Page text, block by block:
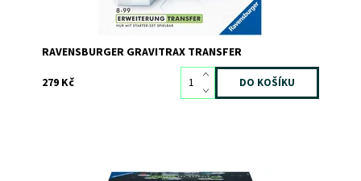
RAVENSBURGER GRAVITRAX TRANSFER
279 Kč